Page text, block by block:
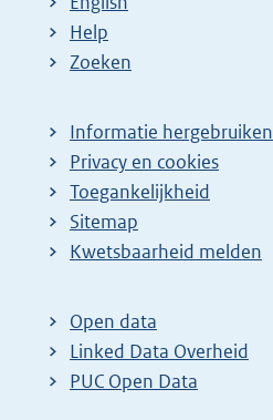
Help
Zoeken
Informatie hergebruiken
Privacy en cookies
Toegankelijkheid
Sitemap
E
t
e
r
Kwetsbaarheid melden
Open data
Linked Data Overheid
PUC Open Data